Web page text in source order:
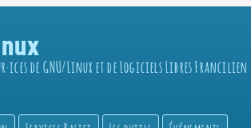
de GNU/Linux et de Logiciels Libres Francilien